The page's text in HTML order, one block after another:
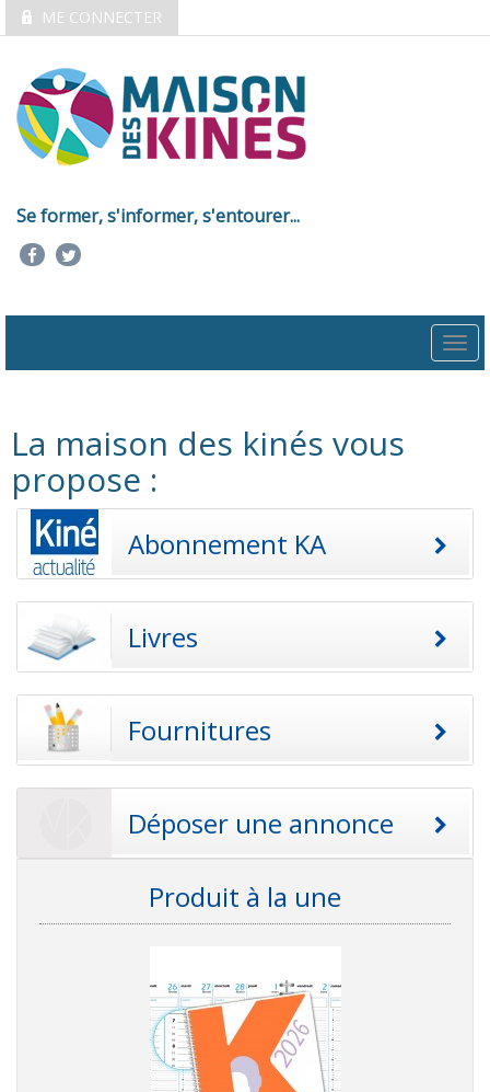
ME CONNECTER
Se former, s'informer, s'entourer...
La maison des kinés vous
propose :
Abonnement KA
Livres
Fournitures
Déposer une annonce
Produit à la une